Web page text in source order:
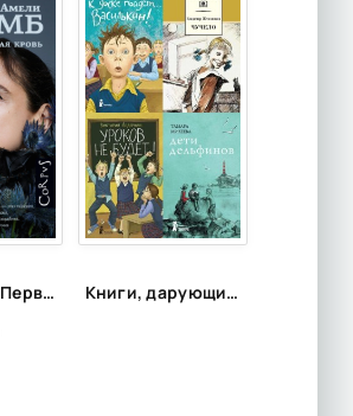
Аэростаты. Первая кровь - Амели Нотомб Книги, дарующие радость